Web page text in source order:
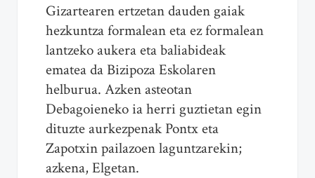
Gizartearen ertzetan dauden gaiak
hezkuntza formalean eta ez formalean
lantzeko aukera eta baliabideak
ematea da Bizipoza Eskolaren
helburua. Azken asteotan
Debagoieneko ia herri guztietan egin
dituzte aurkezpenak Pontx eta
Zapotxin pailazoen laguntzarekin;
azkena, Elgetan.